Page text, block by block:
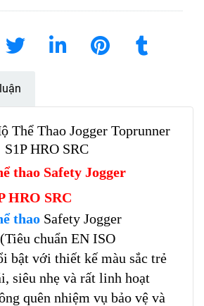
thao Safety Jogger
HRO SRC
thao Safety Jogger
chuẩn EN ISO
bật với thiết kế màu sắc trẻ
siêu nhẹ và rất linh hoạt
quên nhiệm vụ bảo vệ và